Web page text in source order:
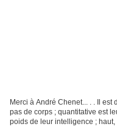
Merci à André Chenet... . . Il est
pas de corps ; quantitative est
poids de leur intelligence ;